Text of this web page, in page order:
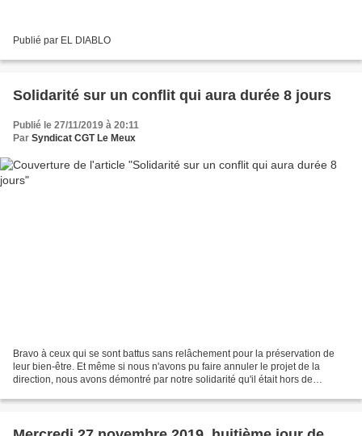
Publié par EL DIABLO
Solidarité sur un conflit qui aura durée 8 jours
Publié le 27/11/2019 à 20:11
Par Syndicat CGT Le Meux
Bravo à ceux qui se sont battus sans relâchement pour la préservation de
leur bien-être. Et même si nous n'avons pu faire annuler le projet de la
direction, nous avons démontré par notre solidarité qu'il était hors de